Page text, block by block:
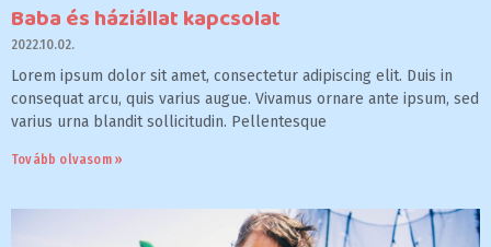
Baba és háziállat kapcsolat
2022.10.02.
Lorem ipsum dolor sit amet, consectetur adipiscing elit. Duis in
consequat arcu, quis varius augue. Vivamus ornare ante ipsum, sed
varius urna blandit sollicitudin. Pellentesque
Tovább olvasom »